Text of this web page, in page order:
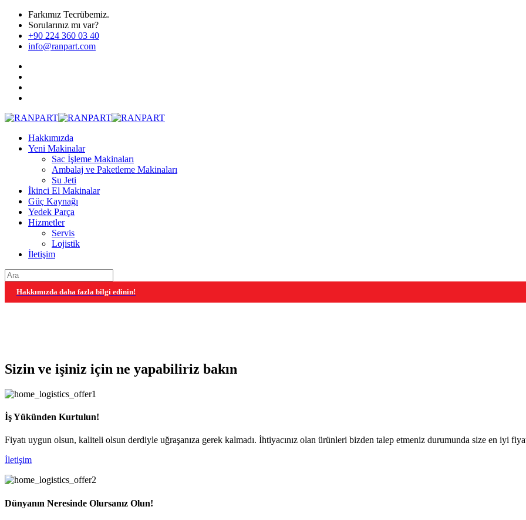
Farkımız Tecrübemiz.
Sorularınız mı var?
+90 224 360 03 40
info@ranpart.com
Hakkımızda
Yeni Makinalar
Sac İşleme Makinaları
Ambalaj ve Paketleme Makinaları
Su Jeti
İkinci El Makinalar
Güç Kaynağı
Yedek Parça
Hizmetler
Servis
Lojistik
İletişim
Hakkımızda daha fazla bilgi edinin!
Sizin ve işiniz için ne yapabiliriz bakın
İş Yükünden Kurtulun!
Fiyatı uygun olsun, kaliteli olsun derdiyle uğraşanıza gerek kalmadı. İhtiyacınız olan ürünleri bizden talep etmeniz durumunda size en iyi
İletişim
Dünyanın Neresinde Olursanız Olun!